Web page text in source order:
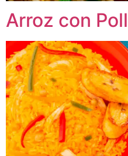
Arroz con